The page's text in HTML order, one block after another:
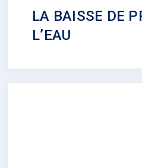
LA BAISSE DE
L’EAU